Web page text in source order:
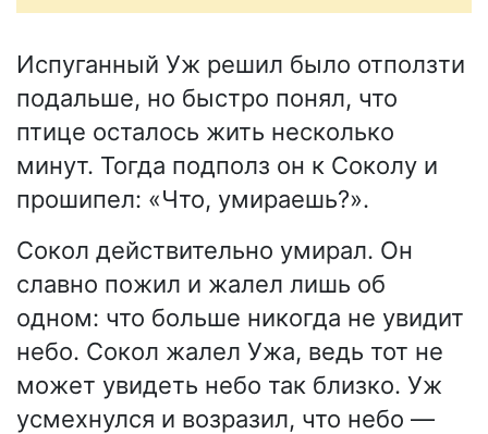
Испуганный Уж решил было отползти
подальше, но быстро понял, что
птице осталось жить несколько
минут. Тогда подполз он к Соколу и
прошипел: «Что, умираешь?».
Сокол действительно умирал. Он
славно пожил и жалел лишь об
одном: что больше никогда не увидит
небо. Сокол жалел Ужа, ведь тот не
может увидеть небо так близко. Уж
усмехнулся и возразил, что небо —